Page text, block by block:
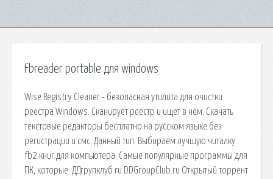
Fbreader portable для windows
Wise Registry Cleaner - безопасная утилита для очистки
реестра Windows. Сканирует реестр и ищет в нем. Скачать
текстовые редакторы бесплатно на русском языке без
регистрации и смс. Данный тип. Выбираем лучшую читалку
fb2 книг для компьютера. Самые популярные программы для
ПК, которые. ДДгрупклуб ru DDGroupClub.ru Открытый торрент